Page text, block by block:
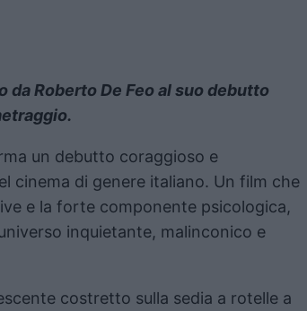
da Roberto De Feo al suo debutto
un debutto coraggioso e
cinema di genere italiano. Un film che
e la forte componente psicologica,
inquietante, malinconico e
costretto sulla sedia a rotelle a